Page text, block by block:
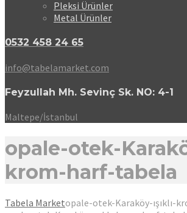
Pleksi Ürünler
Metal Ürünler
0532 458 24 65
info@tabelamarket.com
Feyzullah Mh. Sevinç Sk. NO: 4-1
Maltepe/İstanbul
opale-otek-
krom-harf-tabela
Tabela Marketopale-otek-Karaköy-ışıklı-